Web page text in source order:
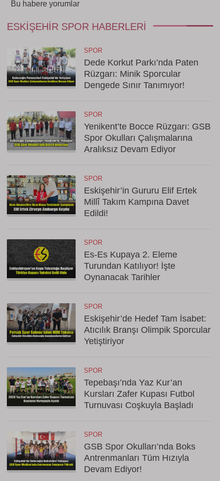
Bu habere yorumlar
ESKIŞEHIR SPOR HABERLERI
SPOR
Dede Korkut Parkı’nda Paten
Rüzgarı: Minik Sporcular
Dengede Sınır Tanımıyor!
SPOR
Yenikent’te Bocce Rüzgarı: GSB
Spor Okulları Çalışmalarına
Aralıksız Devam Ediyor
SPOR
Eskişehir’in Gururu Elif Ertek
Millî Takım Kampına Davet
Edildi!
SPOR
Es-Es Kupaya 2. Eleme
Turundan Katılıyor! İşte
Oynanacak Tarihler
SPOR
Eskişehir’de Hedef Tam İsabet:
Atıcılık Branşı Olimpik Sporcular
Yetiştiriyor
SPOR
Tepebaşı’nda Yaz Kur’an
Kursları Zafer Kupası Futbol
Turnuvası Coşkuyla Başladı
SPOR
GSB Spor Okulları’nda Boks
Antrenmanları Tüm Hızıyla
Devam Ediyor!